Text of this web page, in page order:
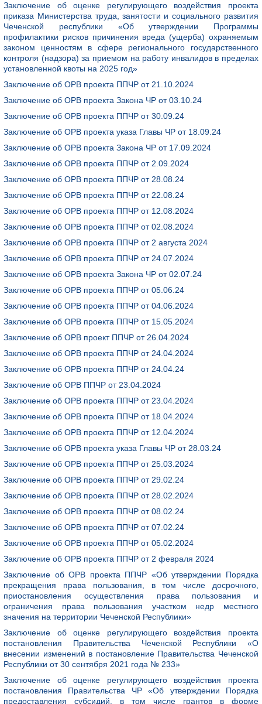
Заключение об оценке регулирующего воздействия проекта
приказа Министерства труда, занятости и социального развития
Чеченской республики «Об утверждении Программы
профилактики рисков причинения вреда (ущерба) охраняемым
законом ценностям в сфере регионального государственного
контроля (надзора) за приемом на работу инвалидов в пределах
установленной квоты на 2025 год»
Заключение об ОРВ проекта ППЧР от 21.10.2024
Заключение об ОРВ проекта Закона ЧР от 03.10.24
Заключение об ОРВ проекта ППЧР от 30.09.24
Заключение об ОРВ проекта указа Главы ЧР от 18.09.24
Заключение об ОРВ проекта Закона ЧР от 17.09.2024
Заключение об ОРВ проекта ППЧР от 2.09.2024
Заключение об ОРВ проекта ППЧР от 28.08.24
Заключение об ОРВ проекта ППЧР от 22.08.24
Заключение об ОРВ проекта ППЧР от 12.08.2024
Заключение об ОРВ проекта ППЧР от 02.08.2024
Заключение об ОРВ проекта ППЧР от 2 августа 2024
Заключение об ОРВ проекта ППЧР от 24.07.2024
Заключение об ОРВ проекта Закона ЧР от 02.07.24
Заключение об ОРВ проекта ППЧР от 05.06.24
Заключение об ОРВ проекта ППЧР от 04.06.2024
Заключение об ОРВ проекта ППЧР от 15.05.2024
Заключение об ОРВ проект ППЧР от 26.04.2024
Заключение об ОРВ проекта ППЧР от 24.04.2024
Заключение об ОРВ проекта ППЧР от 24.04.24
Заключение об ОРВ ППЧР от 23.04.2024
Заключение об ОРВ проекта ППЧР от 23.04.2024
Заключение об ОРВ проекта ППЧР от 18.04.2024
Заключение об ОРВ проекта ППЧР от 12.04.2024
Заключение об ОРВ проекта указа Главы ЧР от 28.03.24
Заключение об ОРВ проекта ППЧР от 25.03.2024
Заключение об ОРВ проекта ППЧР от 29.02.24
Заключение об ОРВ проекта ППЧР от 28.02.2024
Заключение об ОРВ проекта ППЧР от 08.02.24
Заключение об ОРВ проекта ППЧР от 07.02.24
Заключение об ОРВ проекта ППЧР от 05.02.2024
Заключение об ОРВ проекта ППЧР от 2 февраля 2024
Заключение об ОРВ проекта ППЧР «Об утверждении Порядка
прекращения права пользования, в том числе досрочного,
приостановления осуществления права пользования и
ограничения права пользования участком недр местного
значения на территории Чеченской Республики»
Заключение об оценке регулирующего воздействия проекта
постановления Правительства Чеченской Республики «О
внесении изменений в постановление Правительства Чеченской
Республики от 30 сентября 2021 года № 233»
Заключение об оценке регулирующего воздействия проекта
постановления Правительства ЧР «Об утверждении Порядка
предоставления субсидий, в том числе грантов в форме